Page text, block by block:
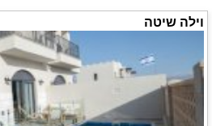
וילה שיטה